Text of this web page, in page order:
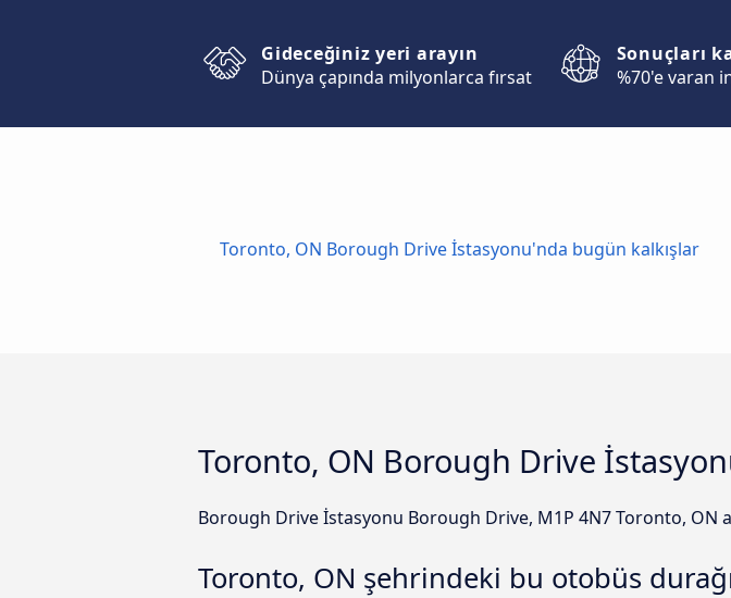
Gideceğiniz yeri arayın
Dünya çapında milyonlarca fırsat
Sonuçları
%70'e varan
Toronto, ON Borough Drive İstasyonu'nda bugün kalkışlar
Toronto, ON Borough Drive
Borough Drive İstasyonu Borough Drive, M1P 4N7 Toronto, ON
Toronto, ON şehrindeki bu otobüs